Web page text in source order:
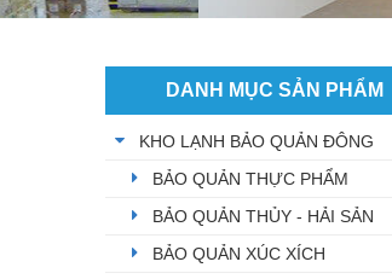
DANH MỤC SẢN PHẨM
KHO LẠNH BẢO QUẢN ĐÔNG
BẢO QUẢN THỰC PHẨM
BẢO QUẢN THỦY - HẢI SẢN
BẢO QUẢN XÚC XÍCH